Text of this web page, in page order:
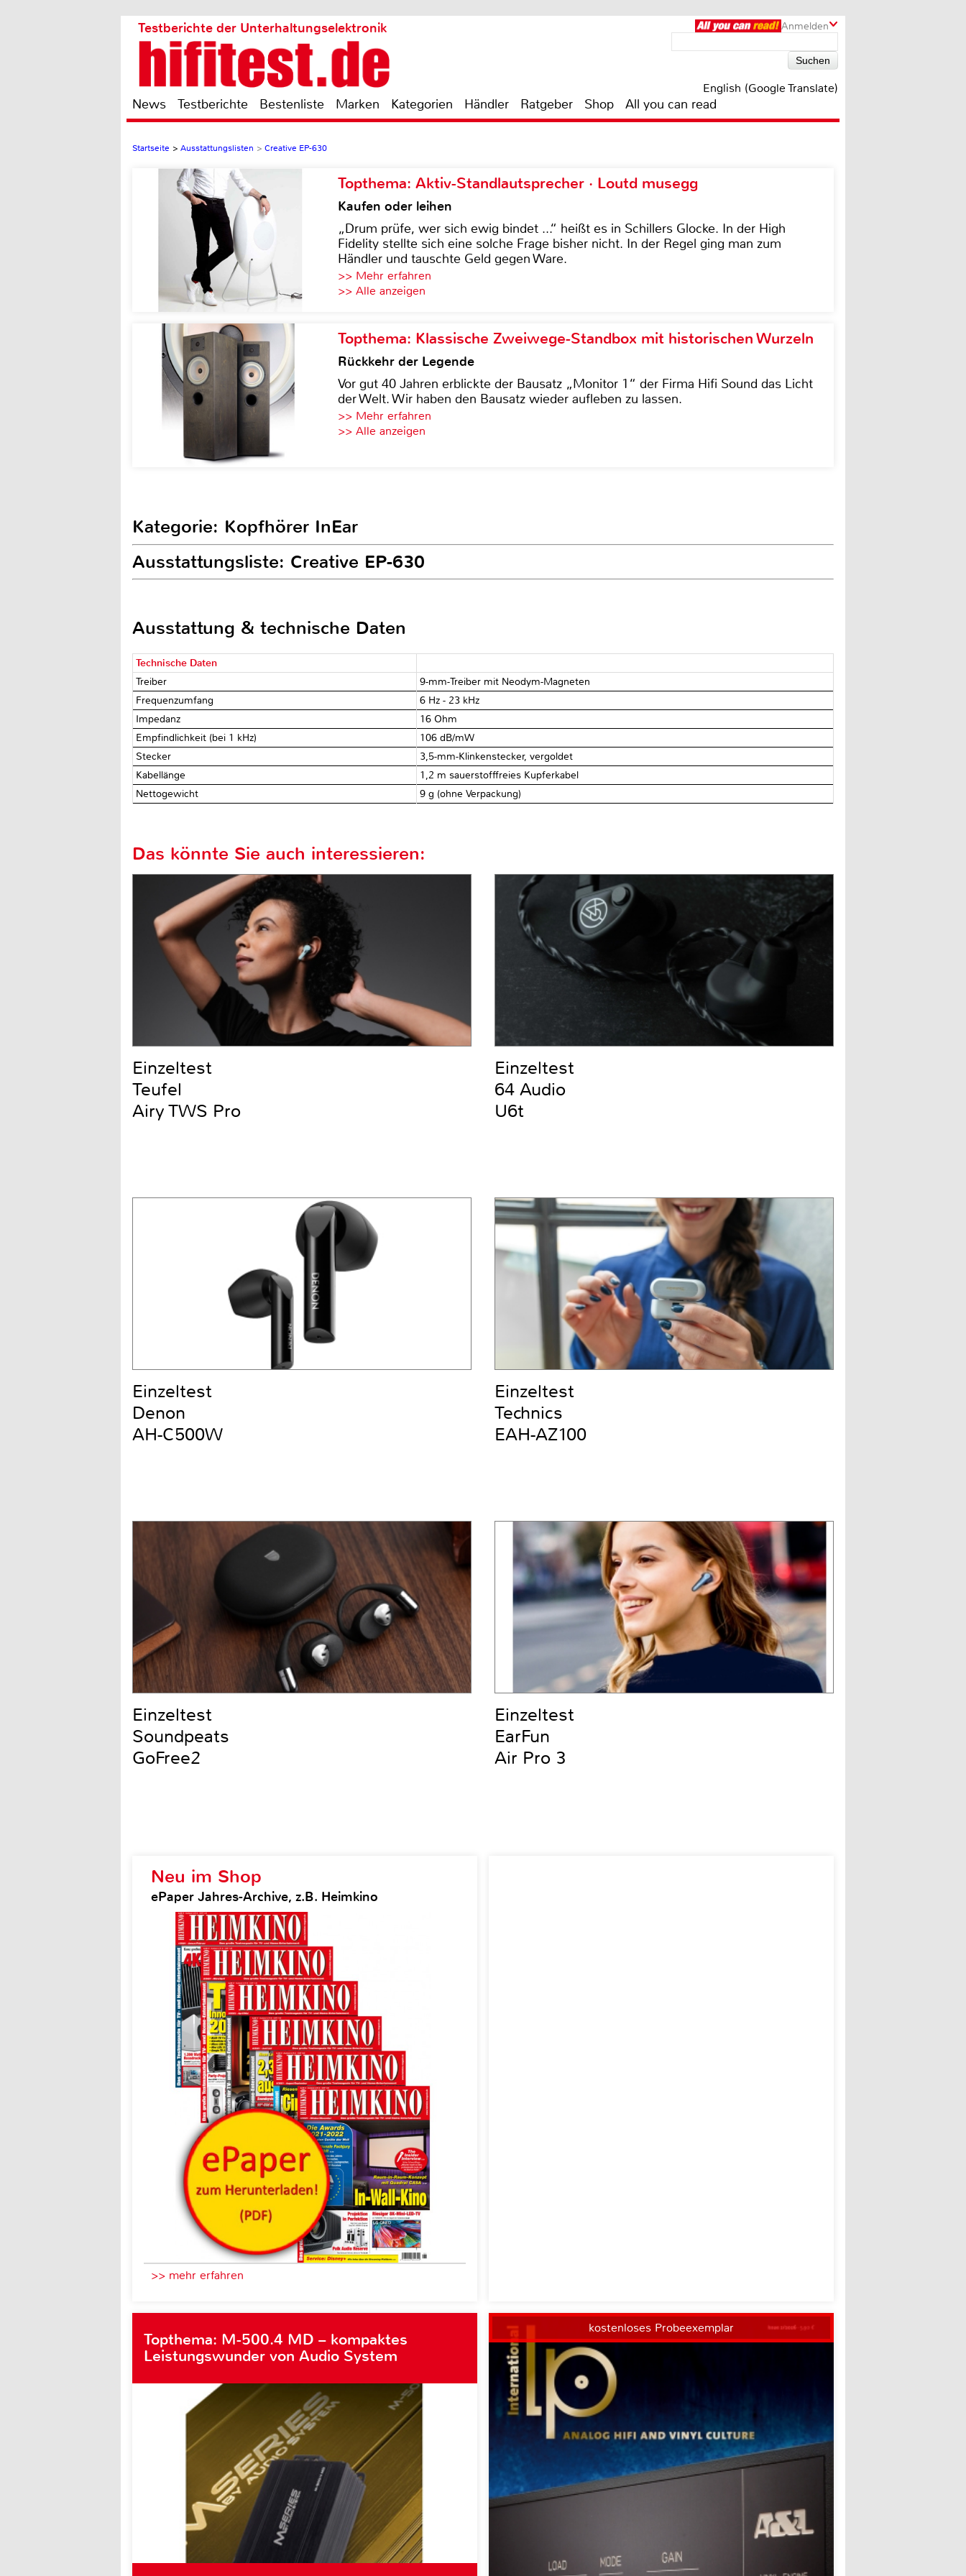
Anmelden
Testberichte der Unterhaltungselektronik
English (Google Translate)
News Testberichte Bestenliste Marken Kategorien Händler Ratgeber Shop All you can read
Startseite > Ausstattungslisten > Creative EP-630
Topthema: Aktiv-Standlautsprecher · Loutd musegg
Kaufen oder leihen
„Drum prüfe, wer sich ewig bindet ...“ heißt es in Schillers Glocke. In der High
Fidelity stellte sich eine solche Frage bisher nicht. In der Regel ging man zum
Händler und tauschte Geld gegen Ware.
>> Mehr erfahren
>> Alle anzeigen
Topthema: Klassische Zweiwege-Standbox mit historischen Wurzeln
Rückkehr der Legende
Vor gut 40 Jahren erblickte der Bausatz „Monitor 1“ der Firma Hifi Sound das Licht
der Welt. Wir haben den Bausatz wieder aufleben zu lassen.
>> Mehr erfahren
>> Alle anzeigen
Kategorie: Kopfhörer InEar
Ausstattungsliste: Creative EP-630
Ausstattung & technische Daten
Technische Daten
Treiber
9-mm-Treiber mit Neodym-Magneten
Frequenzumfang
6 Hz - 23 kHz
Impedanz
16 Ohm
Empfindlichkeit (bei 1 kHz)
106 dB/mW
Stecker
3,5-mm-Klinkenstecker, vergoldet
Kabellänge
1,2 m sauerstofffreies Kupferkabel
Nettogewicht
9 g (ohne Verpackung)
Neu im Shop
ePaper Jahres-Archive, z.B. Heimkino
>> mehr erfahren
Topthema: M-500.4 MD – kompaktes
Leistungswunder von Audio System
kostenloses Probeexemplar
Das könnte Sie auch interessieren:
Einzeltest
Teufel
Airy TWS Pro
Einzeltest
64 Audio
U6t
Einzeltest
Denon
AH-C500W
Einzeltest
Technics
EAH-AZ100
Einzeltest
Soundpeats
GoFree2
Einzeltest
EarFun
Air Pro 3